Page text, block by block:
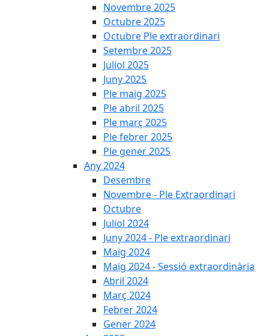
Novembre 2025
Octubre 2025
Octubre Ple extraordinari
Setembre 2025
Juliol 2025
Juny 2025
Ple maig 2025
Ple abril 2025
Ple març 2025
Ple febrer 2025
Ple gener 2025
Any 2024
Desembre
Novembre - Ple Extraordinari
Octubre
Juliol 2024
Juny 2024 - Ple extraordinari
Maig 2024
Maig 2024 - Sessió extraordinària
Abril 2024
Març 2024
Febrer 2024
Gener 2024